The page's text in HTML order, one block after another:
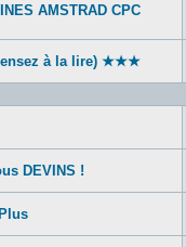
AMSTRAD CPC
à la lire) ★★★
DEVINS !